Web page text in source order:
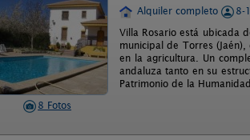
8 Fotos
Alquiler completo
8-
Villa Rosario está ubicada
municipal de Torres
en la agricultura. Un
andaluza tanto en su
Patrimonio de la